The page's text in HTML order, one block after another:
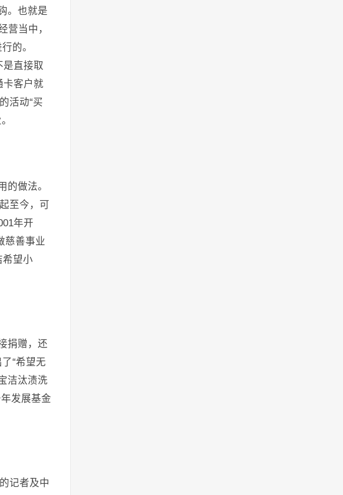
。也就是
营当中，
的。
是直接取
卡客户就
活动“买
的做法。
至今，可
年开
慈善事业
希望小
捐赠，还
“希望无
洁汰渍洗
发展基金
记者及中